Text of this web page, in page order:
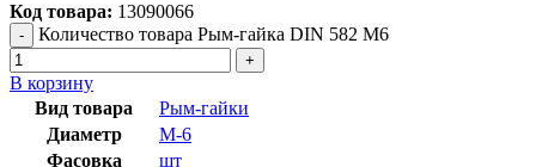
Код товара: 13090066
Количество товара Рым-гайка DIN 582 М6
В корзину
Вид товара
Рым-гайки
Диаметр
М-6
Фасовка
шт